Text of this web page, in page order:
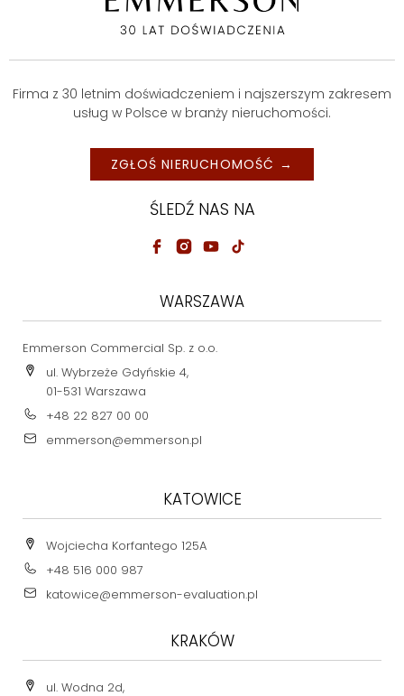
Firma z 30 letnim doświadczeniem i najszerszym zakresem
usług w Polsce w branży nieruchomości.
ZGŁOŚ NIERUCHOMOŚĆ →
ŚLEDŹ NAS NA
WARSZAWA
Emmerson Commercial Sp. z o.o.
ul. Wybrzeże Gdyńskie 4,
01-531 Warszawa
+48 22 827 00 00
emmerson@emmerson.pl
KATOWICE
Wojciecha Korfantego 125A
+48 516 000 987
katowice@emmerson-evaluation.pl
KRAKÓW
ul. Wodna 2d,